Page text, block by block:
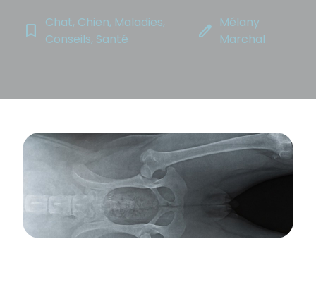
bookmark_border
Chat, Chien, Maladies,
Conseils, Santé
edit Mélany
Marchal